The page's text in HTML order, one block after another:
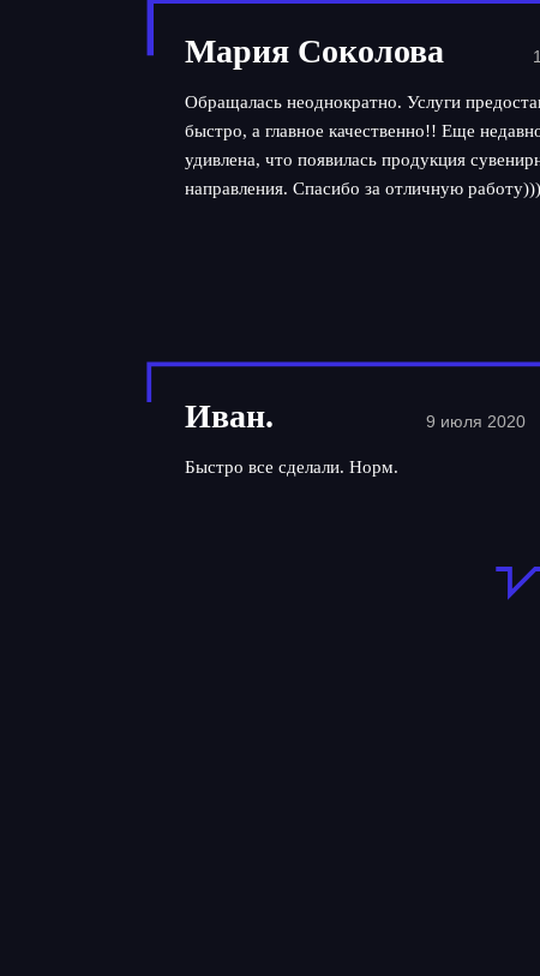
Мария Соколова
Обращалась неоднократно. Услуги
быстро, а главное качественно!! Еще
удивлена, что появилась продукция
направления. Спасибо за отличную работу)))
Иван. 9 июля 2020
Быстро все сделали. Норм.